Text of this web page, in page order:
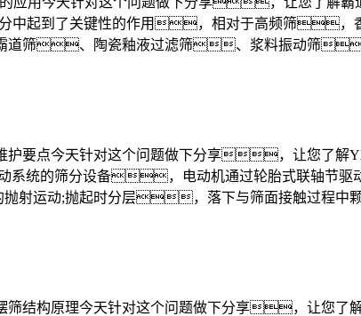
分中起到了关键性的作用，相对于高频筛
筛、陶瓷釉液过滤筛、浆料振动筛，
护要点今天针对这个问题做下分享，让您了解
系统的筛分设备，电动机通过轮胎式联轴节驱
运动;抛起时分层，落下与筛面接触过程中颗
筛结构原理今天针对这个问题做下分享，让您了